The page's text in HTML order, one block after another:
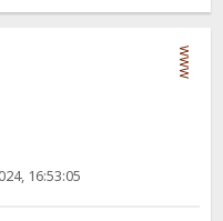
WWW
16:53:05